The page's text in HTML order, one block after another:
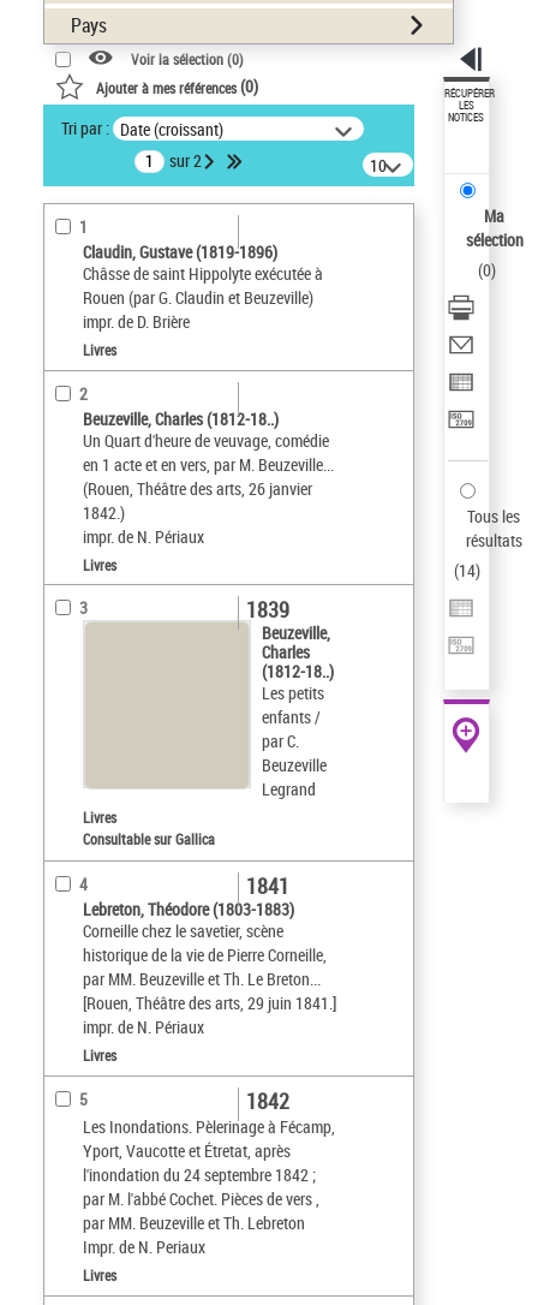
Pays
Voir la sélection (0)
Ajouter à mes références(0)
Tri par : Date (croissant)
sur 2
10
résultats/page
1
Claudin, Gustave (1819-1896)
Châsse de saint Hippolyte exécutée à
Rouen (par G. Claudin et Beuzeville)
impr. de D. Brière
Livres
2
Beuzeville, Charles (1812-18..)
Un Quart d'heure de veuvage, comédie
en 1 acte et en vers, par M. Beuzeville...
(Rouen, Théâtre des arts, 26 janvier
1842.)
impr. de N. Périaux
Livres
3
Beuzeville,
Charles
(1812-18..)
Les petits
enfants /
par C.
Beuzeville
Legrand
1839
Livres
Consultable sur Gallica
4
Lebreton, Théodore (1803-1883)
Corneille chez le savetier, scène
historique de la vie de Pierre Corneille,
par MM. Beuzeville et Th. Le Breton...
[Rouen, Théâtre des arts, 29 juin 1841.]
impr. de N. Périaux
1841
Livres
5
Les Inondations. Pèlerinage à Fécamp,
Yport, Vaucotte et Étretat, après
l'inondation du 24 septembre 1842 ;
par M. l'abbé Cochet. Pièces de vers ,
par MM. Beuzeville et Th. Lebreton
Impr. de N. Periaux
1842
Livres
RÉCUPÉRER
LES
NOTICES
Ma
sélection
(0)
Tous les
résultats
(14)